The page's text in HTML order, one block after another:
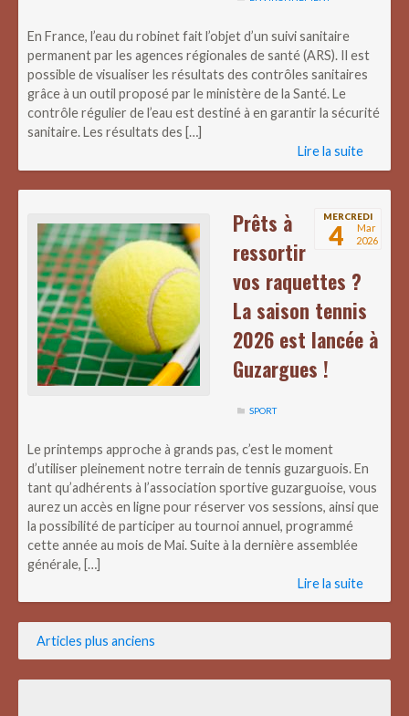
En France, l’eau du robinet fait l’objet d’un suivi sanitaire
permanent par les agences régionales de santé (ARS). Il est
possible de visualiser les résultats des contrôles sanitaires
grâce à un outil proposé par le ministère de la Santé. Le
contrôle régulier de l’eau est destiné à en garantir la sécurité
sanitaire. Les résultats des […]
Lire la suite
MERCREDI
4
Mar
2026
Prêts à
ressortir
vos raquettes ?
La saison tennis
2026 est lancée à
Guzargues !
SPORT
Le printemps approche à grands pas, c’est le moment
d’utiliser pleinement notre terrain de tennis guzarguois. En
tant qu’adhérents à l’association sportive guzarguoise, vous
aurez un accès en ligne pour réserver vos sessions, ainsi que
la possibilité de participer au tournoi annuel, programmé
cette année au mois de Mai. Suite à la dernière assemblée
générale, […]
Lire la suite
Navigation
des
Articles plus anciens